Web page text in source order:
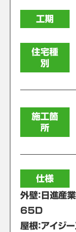
工期
住宅種
別
施工箇
所
仕様
外壁：日進
65D
屋根：アイジ